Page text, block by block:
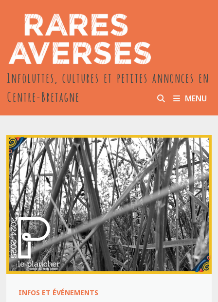
contenu
Infoluttes, cultures et petites annonces en
Centre-Bretagne
MENU
INFOS ET ÉVÉNEMENTS